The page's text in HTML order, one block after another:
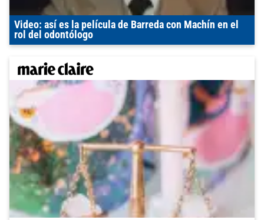
Video: así es la película de Barreda con Machín en el
rol del odontólogo